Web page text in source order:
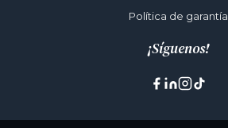
Política de garantía
¡Síguenos!